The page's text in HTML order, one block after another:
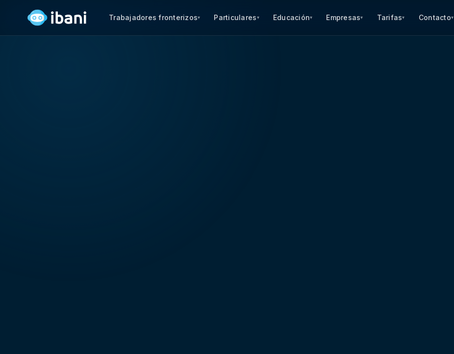
Trabajadores fronterizos▾ Particulares▾ Educación▾ Empresas▾ Tarifas▾ Contacto▾